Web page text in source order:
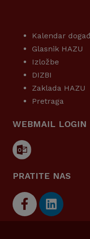
Kalendar
Glasnik HAZU
Izložbe
DIZBI
Zaklada HAZU
Pretraga
WEBMAIL LOGIN
PRATITE NAS